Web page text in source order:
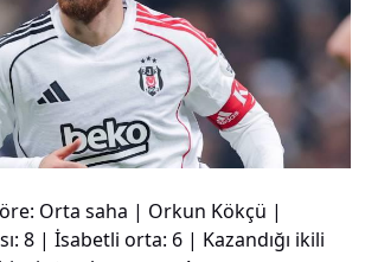
Orta saha | Orkun Kökçü |
8 | İsabetli orta: 6 | Kazandığı ikili